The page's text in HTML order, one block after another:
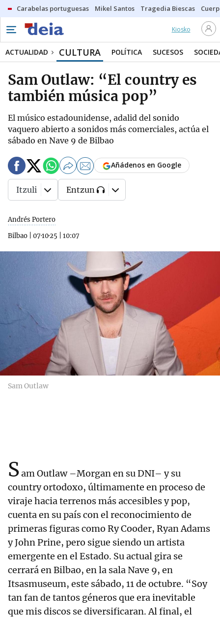
Carabelas portuguesas Mikel Santos Tragedia Biescas
Kiosko
ACTUALIDAD CULTURA POLÍTICA SUCESOS
Sam Outlaw: “El country es
también música pop”
El músico estadounidense, adalid del sonido
vaquero abierto a sonidos más comerciales, actúa el
sábado en Nave 9 de Bilbao
Andrés Portero
Bilbao
07·10·25 10:07
Añádenos en Google
Itzuli Entzun
Sam Outlaw
Sam Outlaw –Morgan en su DNI– y su
country ortodoxo, últimamente en proceso de
viraje hacia terrenos más accesibles y pop,
cuenta en su país con el reconocimiento de
primeras figuras como Ry Cooder, Ryan Adams
y John Prine, pero sigue siendo un artista
emergente en el Estado. Su actual gira se
cerrará en Bilbao, en la sala Nave 9, en
Itsasmuseum, este sábado, 11 de octubre. “Soy
tan fan de tantos géneros que era inevitable
que mis discos se diversificaran. Al final, el